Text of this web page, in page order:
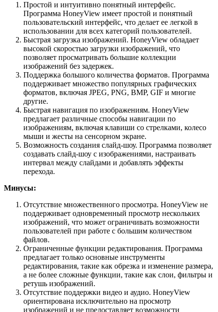
Простой и интуитивно понятный интерфейс.
Программа HoneyView имеет простой и понятный
пользовательский интерфейс, что делает ее легкой в
использовании для всех категорий пользователей.
Быстрая загрузка изображений. HoneyView обладает
высокой скоростью загрузки изображений, что
позволяет просматривать большие коллекции
изображений без задержек.
Поддержка большого количества форматов. Программа
поддерживает множество популярных графических
форматов, включая JPEG, PNG, BMP, GIF и многие
другие.
Быстрая навигация по изображениям. HoneyView
предлагает различные способы навигации по
изображениям, включая клавиши со стрелками, колесо
мыши и жесты на сенсорном экране.
Возможность создания слайд-шоу. Программа позволяет
создавать слайд-шоу с изображениями, настраивать
интервал между слайдами и добавлять эффекты
перехода.
Минусы:
Отсутствие множественного просмотра. HoneyView не
поддерживает одновременный просмотр нескольких
изображений, что может ограничивать возможности
пользователей при работе с большим количеством
файлов.
Ограниченные функции редактирования. Программа
предлагает только основные инструменты
редактирования, такие как обрезка и изменение размера,
а не более сложные функции, такие как слои, фильтры и
ретушь изображений.
Отсутствие поддержки видео и аудио. HoneyView
ориентирована исключительно на просмотр
изображений и не предоставляет возможности